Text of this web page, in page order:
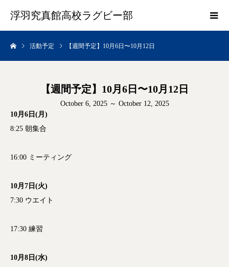
浮羽究真館高校ラグビー部
活動予定 【週間予定】10月6日〜10月12日
【週間予定】10月6日〜10月12日
October 6, 2025 ～ October 12, 2025
10月6日(月)
8:25 朝集合
16:00 ミーティング
10月7日(火)
7:30 ウエイト
17:30 練習
10月8日(水)